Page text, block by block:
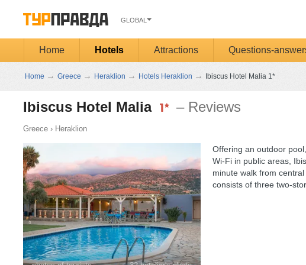
GLOBAL
Home Hotels Attractions Questions-
Home → Greece → Heraklion → Hotels Heraklion → Ibiscus Hotel Malia 1*
Ibiscus Hotel Malia – Reviews
Greece› Heraklion
Offering an outdoor
Wi-Fi in public areas,
minute walk from
consists of three two-